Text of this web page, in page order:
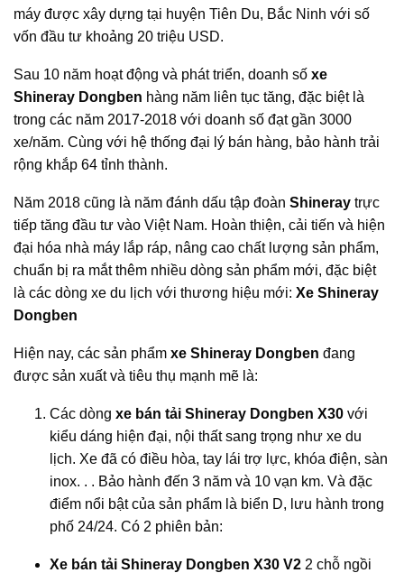
máy được xây dựng tại huyện Tiên Du, Bắc Ninh với số
vốn đầu tư khoảng 20 triệu USD.
Sau 10 năm hoạt động và phát triển, doanh số xe
Shineray Dongben hàng năm liên tục tăng, đặc biệt là
trong các năm 2017-2018 với doanh số đạt gần 3000
xe/năm. Cùng với hệ thống đại lý bán hàng, bảo hành trải
rộng khắp 64 tỉnh thành.
Năm 2018 cũng là năm đánh dấu tập đoàn Shineray trực
tiếp tăng đầu tư vào Việt Nam. Hoàn thiện, cải tiến và hiện
đại hóa nhà máy lắp ráp, nâng cao chất lượng sản phẩm,
chuẩn bị ra mắt thêm nhiều dòng sản phẩm mới, đặc biệt
là các dòng xe du lịch với thương hiệu mới: Xe Shineray
Dongben
Hiện nay, các sản phẩm xe Shineray Dongben đang
được sản xuất và tiêu thụ mạnh mẽ là:
Các dòng xe bán tải Shineray Dongben X30 với
kiểu dáng hiện đại, nội thất sang trọng như xe du
lịch. Xe đã có điều hòa, tay lái trợ lực, khóa điện, sàn
inox. . . Bảo hành đến 3 năm và 10 vạn km. Và đặc
điểm nổi bật của sản phẩm là biển D, lưu hành trong
phố 24/24. Có 2 phiên bản:
Xe bán tải Shineray Dongben X30 V2 2 chỗ ngồi